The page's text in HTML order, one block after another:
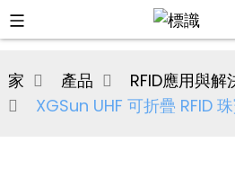
家 產品 RFID應用與解
XGSun UHF 可折疊 RFID